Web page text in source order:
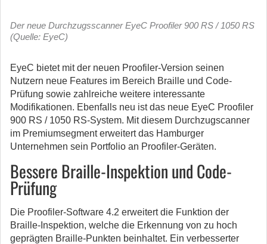
Der neue Durchzugsscanner EyeC Proofiler 900 RS / 1050 RS
(Quelle: EyeC)
EyeC bietet mit der neuen Proofiler-Version seinen
Nutzern neue Features im Bereich Braille und Code-
Prüfung sowie zahlreiche weitere interessante
Modifikationen. Ebenfalls neu ist das neue EyeC Proofiler
900 RS / 1050 RS-System. Mit diesem Durchzugscanner
im Premiumsegment erweitert das Hamburger
Unternehmen sein Portfolio an Proofiler-Geräten.
Bessere Braille-Inspektion und Code-
Prüfung
Die Proofiler-Software 4.2 erweitert die Funktion der
Braille-Inspektion, welche die Erkennung von zu hoch
geprägten Braille-Punkten beinhaltet. Ein verbesserter